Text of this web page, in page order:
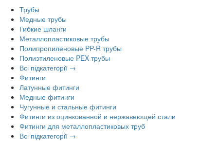
Трубы
Медные трубы
Гибкие шланги
Металлопластиковые трубы
Полипропиленовые PP-R трубы
Полиэтиленовые PEX трубы
Всі підкатегорії →
Фитинги
Латунные фитинги
Медные фитинги
Чугунные и стальные фитинги
Фитинги из оцинкованной и нержавеющей стали
Фитинги для металлопластиковых труб
Всі підкатегорії →